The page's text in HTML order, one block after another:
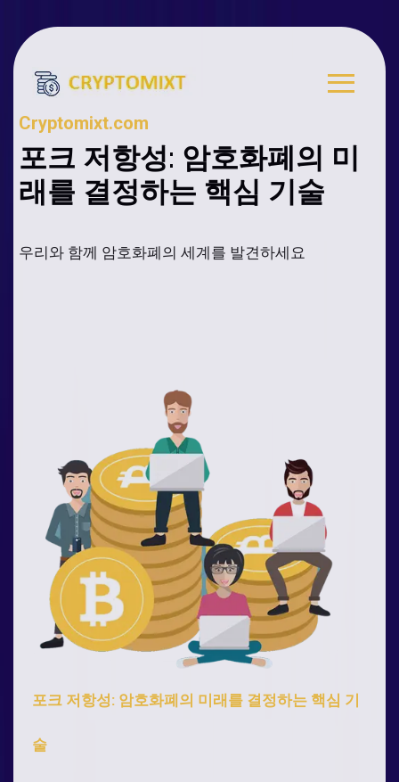
Cryptomixt.com
포크 저항성: 암호화폐의 미
래를 결정하는 핵심 기술
우리와 함께 암호화폐의 세계를 발견하세요
포크 저항성: 암호화폐의 미래를 결정하는 핵심 기
술